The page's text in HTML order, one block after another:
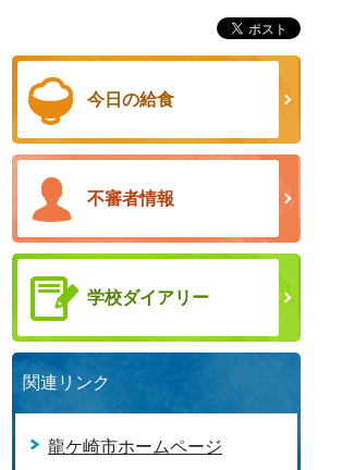
今日の給食
不審者情報
学校ダイアリー
関連リンク
龍ケ崎市ホームページ